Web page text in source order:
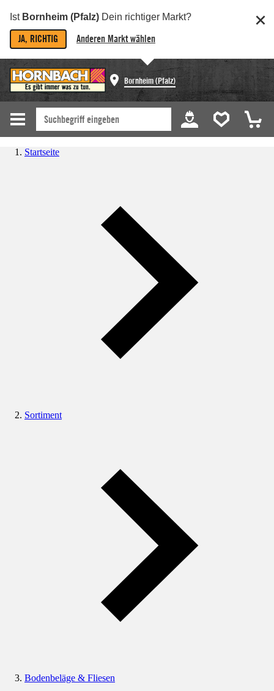
Ist Bornheim (Pfalz) Dein richtiger Markt?
JA, RICHTIG Anderen Markt wählen
Bornheim (Pfalz)
Startseite
Sortiment
Bodenbeläge & Fliesen